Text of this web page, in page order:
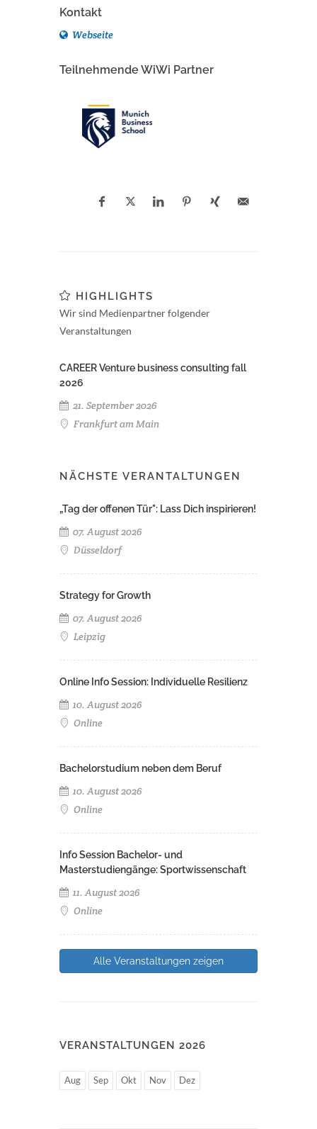
Kontakt
Webseite
Teilnehmende WiWi Partner
HIGHLIGHTS
Wir sind Medienpartner folgender
Veranstaltungen
CAREER Venture business consulting fall
2026
21. September 2026
Frankfurt am Main
NÄCHSTE VERANTALTUNGEN
„Tag der offenen Tür": Lass Dich inspirieren!
07. August 2026
Düsseldorf
Strategy for Growth
07. August 2026
Leipzig
Online Info Session: Individuelle Resilienz
10. August 2026
Online
Bachelorstudium neben dem Beruf
10. August 2026
Online
Info Session Bachelor- und
Masterstudiengänge: Sportwissenschaft
11. August 2026
Online
Alle Veranstaltungen zeigen
VERANSTALTUNGEN 2026
Aug Sep Okt Nov Dez